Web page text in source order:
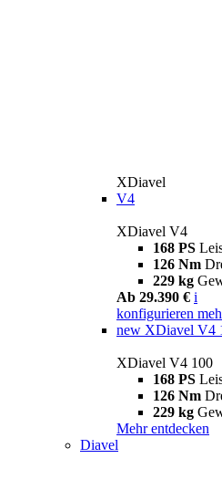
XDiavel
V4
XDiavel V4
168 PS
126 Nm
229 kg
Ab 29.390 € i
konfigurieren
new XDiavel V4
XDiavel V4 100
168 PS
126 Nm
229 kg
Mehr entdecken
Diavel